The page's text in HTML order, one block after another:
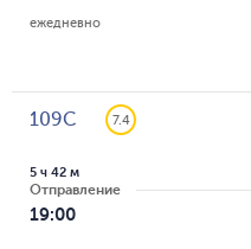
ежедневно
109С 7.4
Отправление
19:00
5 ч 42 м